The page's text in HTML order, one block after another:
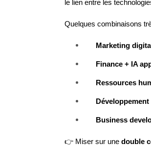
le lien entre les
Quelques combinaisons
Marketing
Finance + IA
Ressources
Business
👉 Miser sur une double